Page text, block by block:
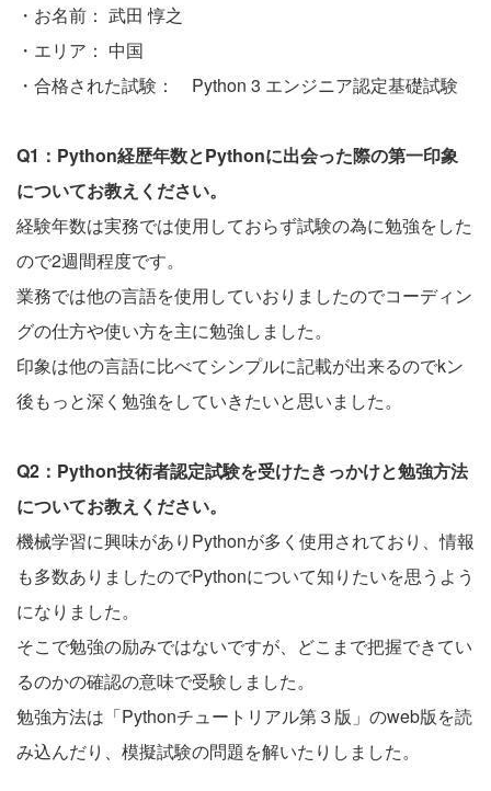
・お名前： 武田 惇之
・エリア： 中国
・合格された試験： Python 3 エンジニア認定基礎試験
Q1：Python経歴年数とPythonに出会った際の第一印象
についてお教えください。
経験年数は実務では使用しておらず試験の為に勉強をした
ので2週間程度です。
業務では他の言語を使用していおりましたのでコーディン
グの仕方や使い方を主に勉強しました。
印象は他の言語に比べてシンプルに記載が出来るのでkン
後もっと深く勉強をしていきたいと思いました。
Q2：Python技術者認定試験を受けたきっかけと勉強方法
についてお教えください。
機械学習に興味がありPythonが多く使用されており、情報
も多数ありましたのでPythonについて知りたいを思うよう
になりました。
そこで勉強の励みではないですが、どこまで把握できてい
るのかの確認の意味で受験しました。
勉強方法は「Pythonチュートリアル第３版」のweb版を読
み込んだり、模擬試験の問題を解いたりしました。